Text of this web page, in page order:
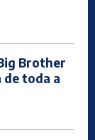
Brother
de toda a